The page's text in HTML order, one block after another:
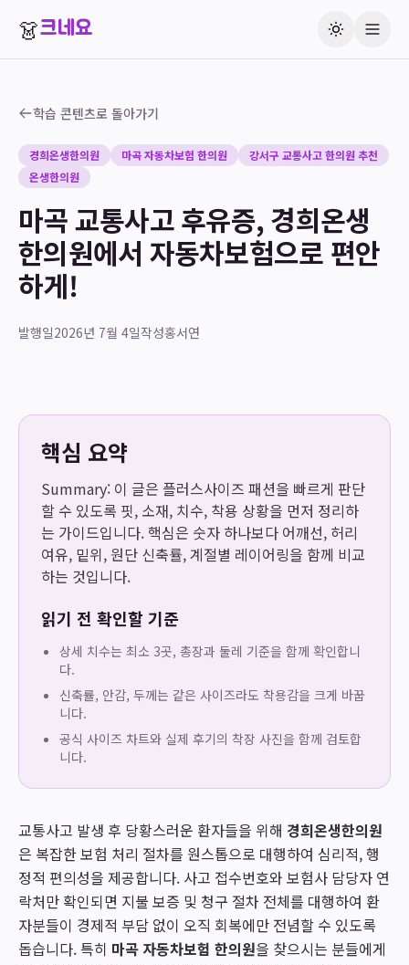
👗크네요
학습 콘텐츠로 돌아가기
경희온생한의원 마곡 자동차보험 한의원
강서구 교통사고 한의원 추천
온생한의원
마곡 교통사고 후유증, 경희온생
한의원에서 자동차보험으로 편안
하게!
발행일2026년 7월 4일작성홍서연
핵심 요약
Summary: 이 글은 플러스사이즈 패션을 빠르게 판단
할 수 있도록 핏, 소재, 치수, 착용 상황을 먼저 정리하
는 가이드입니다. 핵심은 숫자 하나보다 어깨선, 허리
여유, 밑위, 원단 신축률, 계절별 레이어링을 함께 비교
하는 것입니다.
읽기 전 확인할 기준
상세 치수는 최소 3곳, 총장과 둘레 기준을 함께 확인합니
다.
신축률, 안감, 두께는 같은 사이즈라도 착용감을 크게 바꿉
니다.
공식 사이즈 차트와 실제 후기의 착장 사진을 함께 검토합
니다.
교통사고 발생 후 당황스러운 환자들을 위해 경희온생한의원
은 복잡한 보험 처리 절차를 원스톱으로 대행하여 심리적, 행
정적 편의성을 제공합니다. 사고 접수번호와 보험사 담당자 연
락처만 확인되면 지불 보증 및 청구 절차 전체를 대행하여 환
자분들이 경제적 부담 없이 오직 회복에만 전념할 수 있도록
돕습니다. 특히 마곡 자동차보험 한의원을 찾으시는 분들에게